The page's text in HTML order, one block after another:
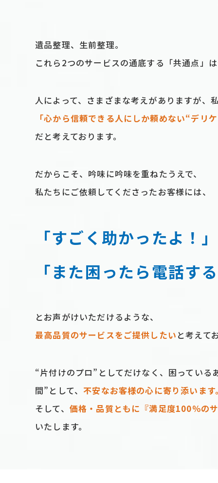
遺品整理、⽣前整理。
これら2つのサービスの通底する「共通点」
⼈によって、さまざまな考えがありますが、
「⼼から信頼できる⼈にしか頼めない“デリ
だと考えております。
だからこそ、吟味に吟味を重ねたうえで、
私たちにご依頼してくださったお客様には、
「すごく助かったよ！」
「また困ったら電話す
とお声がけいただけるような、
最⾼品質のサービスをご提供したい と考えて
“⽚付けのプロ”としてだけなく、困ってい
間”として、不安なお客様の⼼に寄り添います
そして、 価格‧品質ともに『満⾜度100％の
いたします。